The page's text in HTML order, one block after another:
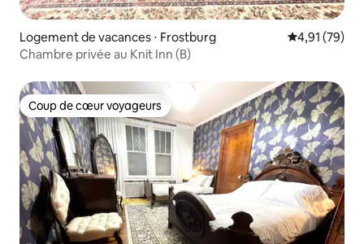
Logement de vacances ⋅ Frostburg Évaluation
4,91 (79)
Chambre privée au Knit Inn (B)
Coup de cœur voyageurs
Coup de cœur voyageurs